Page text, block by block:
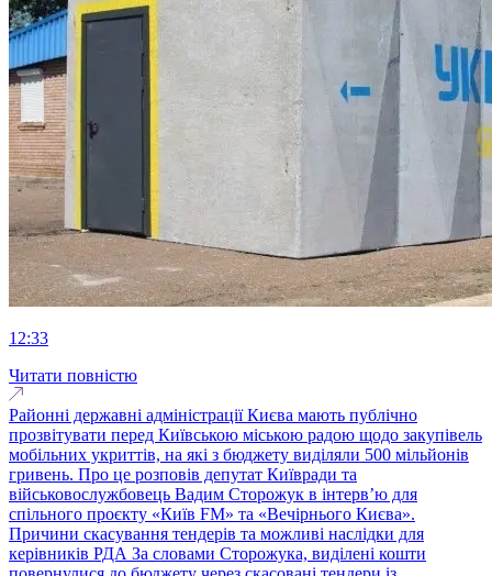
12:33
Читати повністю
Районні державні адміністрації Києва мають публічно
прозвітувати перед Київською міською радою щодо закупівель
мобільних укриттів, на які з бюджету виділяли 500 мільйонів
гривень. Про це розповів депутат Київради та
військовослужбовець Вадим Сторожук в інтерв’ю для
спільного проєкту «Київ FM» та «Вечірнього Києва».
Причини скасування тендерів та можливі наслідки для
керівників РДА За словами Сторожука, виділені кошти